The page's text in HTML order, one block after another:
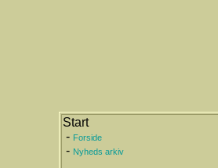
Start
- Forside
- Nyheds arkiv